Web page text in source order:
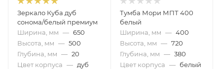
Зеркало Куба дуб
сонома/белый премиум
Ширина, мм — 650
Высота, мм — 500
Глубина, мм — 20
Цвет корпуса — дуб
Тумба Мори МПТ 400
белый
Ширина, мм — 400
Высота, мм — 720
Глубина, мм — 380
Цвет корпуса — белый